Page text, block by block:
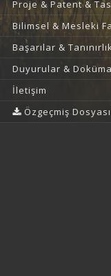
Proje & Patent &
Bilimsel & Mesleki
Başarılar &
Duyurular &
İletişim
Özgeçmiş